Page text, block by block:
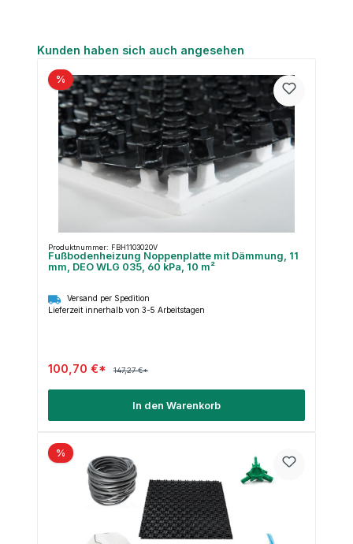
Produktgalerie überspringen
Kunden haben sich auch angesehen
%
Produktnummer: FBH1103020V
Fußbodenheizung Noppenplatte mit Dämmung, 11
mm, DEO WLG 035, 60 kPa, 10 m²
Versand per Spedition
Lieferzeit innerhalb von 3-5 Arbeitstagen
100,70 €* 147,27 €*
In den Warenkorb
%